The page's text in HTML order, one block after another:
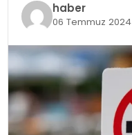
OTOMOBIL
haber
06 Temmuz 2024